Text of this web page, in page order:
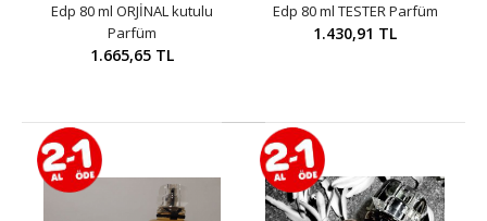
Edp 80 ml ORJİNAL kutulu
Parfüm
1.665,65 TL
Edp 80 ml TESTER Parfüm
1.430,91 TL